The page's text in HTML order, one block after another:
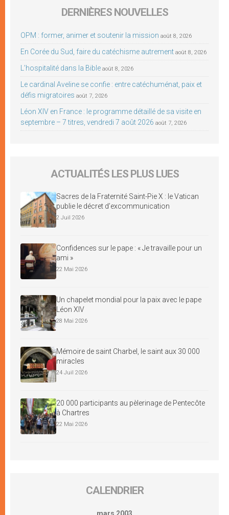
DERNIÈRES NOUVELLES
OPM : former, animer et soutenir la mission août 8, 2026
En Corée du Sud, faire du catéchisme autrement août 8, 2026
L’hospitalité dans la Bible août 8, 2026
Le cardinal Aveline se confie : entre catéchuménat, paix et
défis migratoires août 7, 2026
Léon XIV en France : le programme détaillé de sa visite en
septembre – 7 titres, vendredi 7 août 2026 août 7, 2026
ACTUALITÉS LES PLUS LUES
Sacres de la Fraternité Saint-Pie X : le Vatican
publie le décret d’excommunication
2 Juil 2026
Confidences sur le pape : « Je travaille pour un
ami »
22 Mai 2026
Un chapelet mondial pour la paix avec le pape
Léon XIV
28 Mai 2026
Mémoire de saint Charbel, le saint aux 30 000
miracles
24 Juil 2026
20 000 participants au pèlerinage de Pentecôte
à Chartres
22 Mai 2026
CALENDRIER
mars 2003